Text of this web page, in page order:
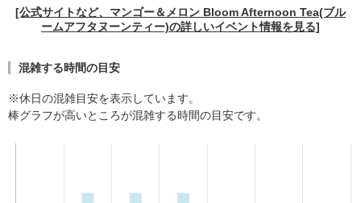
[公式サイトなど、マンゴー＆メロン Bloom Afternoon Tea(ブル
ームアフタヌーンティー)の詳しいイベント情報を見る]
混雑する時間の目安
※休日の混雑目安を表示しています。
棒グラフが高いところが混雑する時間の目安です。